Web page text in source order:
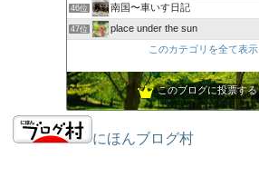
46位 南国〜車いす日記
47位
place under the sun
このカテゴリを全て表示
このブログに投票する
にほんブログ村